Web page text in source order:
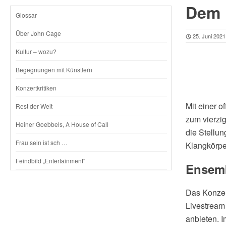
SKIP
CONTENT
Glossar
Über John Cage
Kultur – wozu?
Begegnungen mit Künstlern
Konzertkritiken
Rest der Welt
Heiner Goebbels, A House of Call
Frau sein ist sch …
Feindbild „Entertainment“
25. Juni 2021
Mit einer
zum
die
Das
anbieten.